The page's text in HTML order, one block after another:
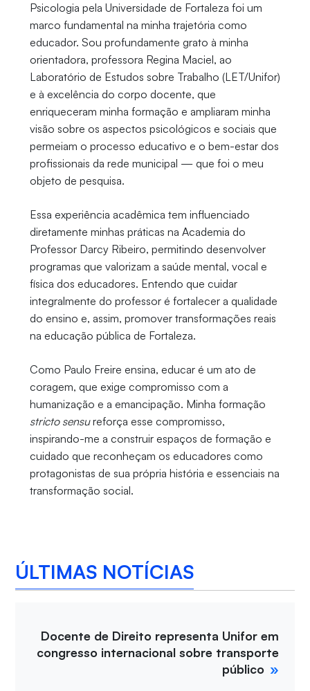
Psicologia pela Universidade de Fortaleza foi um
marco fundamental na minha trajetória como
educador. Sou profundamente grato à minha
orientadora, professora Regina Maciel, ao
Laboratório de Estudos sobre Trabalho (LET/Unifor)
e à excelência do corpo docente, que
enriqueceram minha formação e ampliaram minha
visão sobre os aspectos psicológicos e sociais que
permeiam o processo educativo e o bem-estar dos
profissionais da rede municipal — que foi o meu
objeto de pesquisa.
Essa experiência acadêmica tem influenciado
diretamente minhas práticas na Academia do
Professor Darcy Ribeiro, permitindo desenvolver
programas que valorizam a saúde mental, vocal e
física dos educadores. Entendo que cuidar
integralmente do professor é fortalecer a qualidade
do ensino e, assim, promover transformações reais
na educação pública de Fortaleza.
Como Paulo Freire ensina, educar é um ato de
coragem, que exige compromisso com a
humanização e a emancipação. Minha formação
stricto sensureforça esse compromisso,
inspirando-me a construir espaços de formação e
cuidado que reconheçam os educadores como
protagonistas de sua própria história e essenciais na
transformação social.
ÚLTIMAS NOTÍCIAS
Docente de Direito representa Unifor em
congresso internacional sobre transporte
público